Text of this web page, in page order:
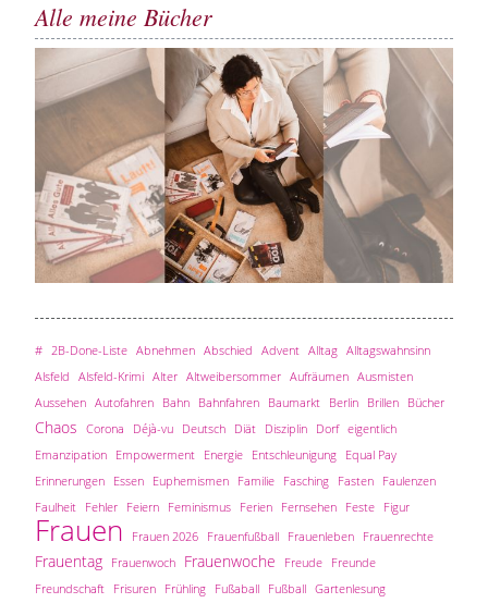
Alle meine Bücher
# 2B-Done-Liste Abnehmen Abschied Advent Alltag Alltagswahnsinn
Alsfeld Alsfeld-Krimi Alter Altweibersommer Aufräumen Ausmisten
Aussehen Autofahren Bahn Bahnfahren Baumarkt Berlin Brillen Bücher
Chaos Corona Déjà-vu Deutsch Diät Disziplin Dorf eigentlich
Emanzipation Empowerment Energie Entschleunigung Equal Pay
Erinnerungen Essen Euphemismen Familie Fasching Fasten Faulenzen
Faulheit Fehler Feiern Feminismus Ferien Fernsehen Feste Figur
Frauen Frauen 2026 Frauenfußball Frauenleben Frauenrechte
Frauentag Frauenwoch Frauenwoche Freude Freunde
Freundschaft Frisuren Frühling Fußaball Fußball Gartenlesung